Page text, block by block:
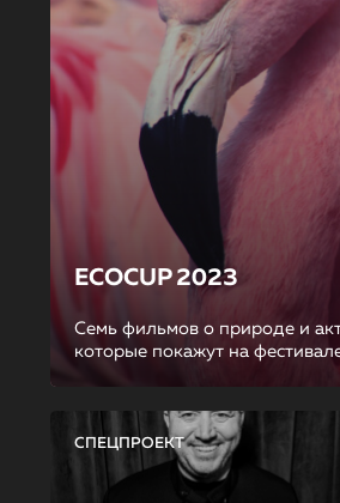
ECOCUP 2023
Семь фильмов о природе и
которые покажут на
СПЕЦПРОЕКТ